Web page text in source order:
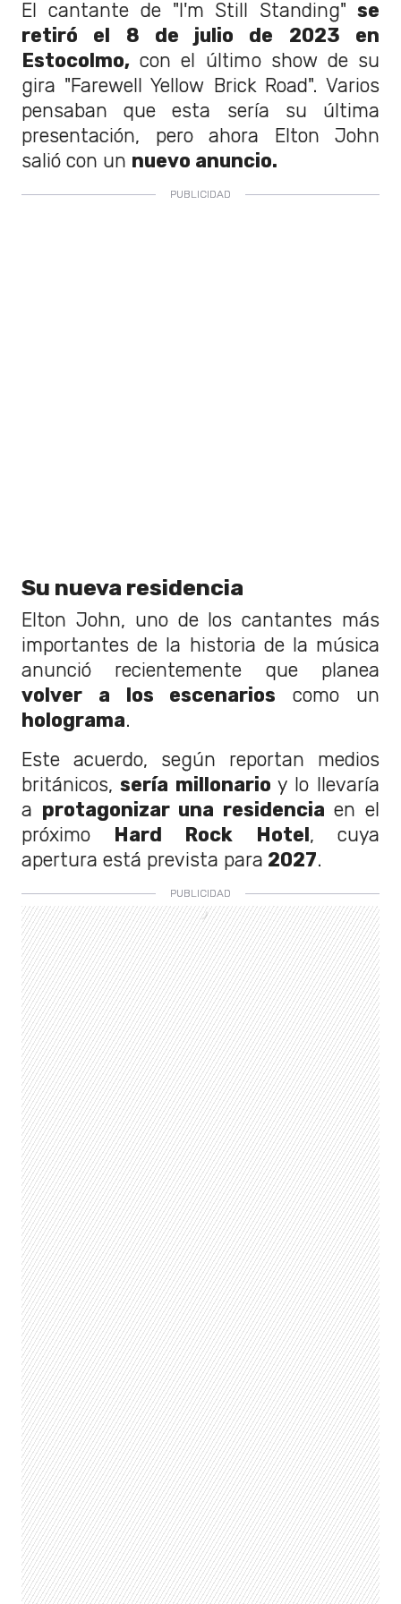
El cantante de "I'm Still Standing" se
retiró el 8 de julio de 2023 en
Estocolmo, con el último show de su
gira "Farewell Yellow Brick Road". Varios
pensaban que esta sería su última
presentación, pero ahora Elton John
salió con un nuevo anuncio.
Su nueva residencia
Elton John, uno de los cantantes más
importantes de la historia de la música
anunció recientemente que planea
volver a los escenarios como un
holograma.
Este acuerdo, según reportan medios
británicos, sería millonario y lo llevaría
a protagonizar una residencia en el
próximo Hard Rock Hotel, cuya
apertura está prevista para 2027.